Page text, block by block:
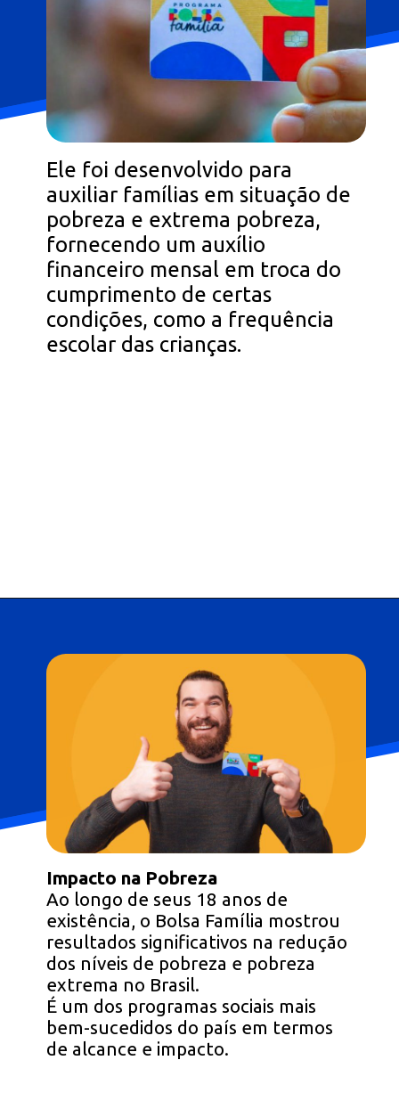
Ele foi desenvolvido para
auxiliar famílias em situação de
pobreza e extrema pobreza,
fornecendo um auxílio
financeiro mensal em troca do
cumprimento de certas
condições, como a frequência
escolar das crianças.
Impacto na Pobreza
Ao longo de seus 18 anos de
existência, o Bolsa Família mostrou
resultados significativos na redução
dos níveis de pobreza e pobreza
extrema no Brasil.
É um dos programas sociais mais
bem-sucedidos do país em termos
de alcance e impacto.